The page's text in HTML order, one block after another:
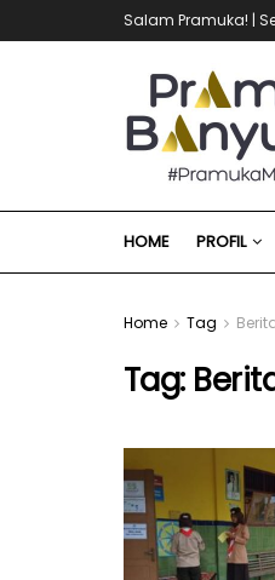
Salam Pramuka! |
HOME PROFIL
Home Tag
Tag: